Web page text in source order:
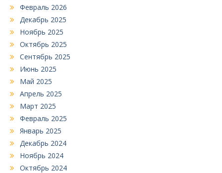
Февраль 2026
Декабрь 2025
Ноябрь 2025
Октябрь 2025
Сентябрь 2025
Июнь 2025
Май 2025
Апрель 2025
Март 2025
Февраль 2025
Январь 2025
Декабрь 2024
Ноябрь 2024
Октябрь 2024